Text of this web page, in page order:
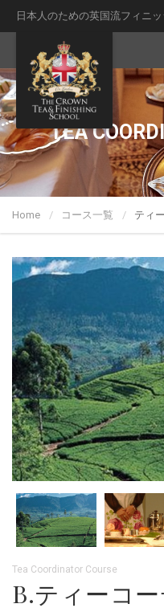
日本人のための英国流フィニ
TEA
Home コース一覧 ティ
Tea Coordinator Course
B.ティーコ